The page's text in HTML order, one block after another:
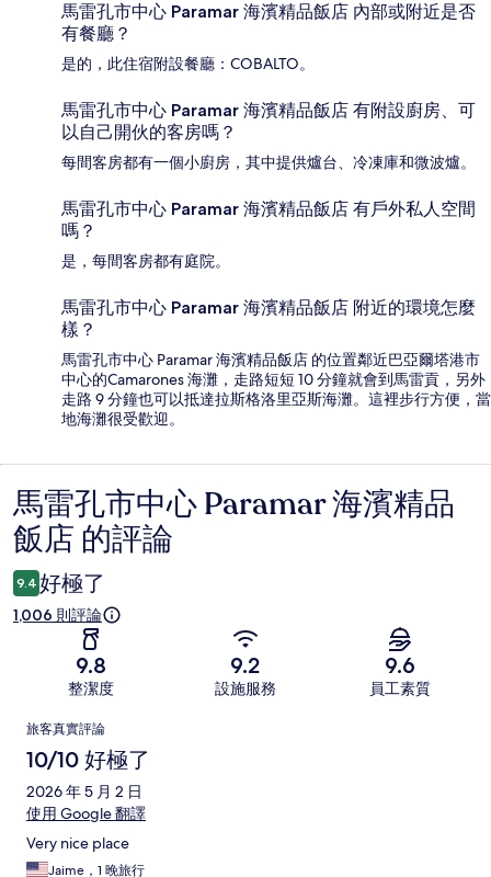
馬雷孔市中心 Paramar 海濱精品飯店 內部或附近是否
有餐廳？
是的，此住宿附設餐廳：COBALTO。
馬雷孔市中心 Paramar 海濱精品飯店 有附設廚房、可
以自己開伙的客房嗎？
每間客房都有一個小廚房，其中提供爐台、冷凍庫和微波爐。
馬雷孔市中心 Paramar 海濱精品飯店 有戶外私人空間
嗎？
是，每間客房都有庭院。
馬雷孔市中心 Paramar 海濱精品飯店 附近的環境怎麼
樣？
馬雷孔市中心 Paramar 海濱精品飯店 的位置鄰近巴亞爾塔港市
中心的Camarones 海灘，走路短短 10 分鐘就會到馬雷貢，另外
走路 9 分鐘也可以抵達拉斯格洛里亞斯海灘。這裡步行方便，當
地海灘很受歡迎。
評
論
馬雷孔市中心 Paramar 海濱精品
飯店 的評論
9.4 好極了
1,006 則評論
9.8
整潔度
9.2
設施服務
9.6
員工素質
評
論
旅客真實評論
10/10 好極了
2026 年 5 月 2 日
使用 Google 翻譯
Very nice place
Jaime，1 晚旅行